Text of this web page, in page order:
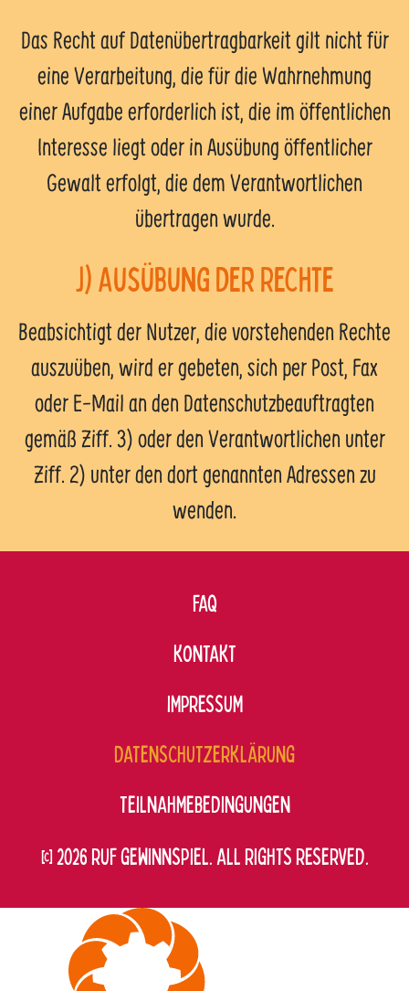
Das Recht auf Datenübertragbarkeit gilt nicht für
eine Verarbeitung, die für die Wahrnehmung
einer Aufgabe erforderlich ist, die im öffentlichen
Interesse liegt oder in Ausübung öffentlicher
Gewalt erfolgt, die dem Verantwortlichen
übertragen wurde.
j) Ausübung der Rechte
Beabsichtigt der Nutzer, die vorstehenden Rechte
auszuüben, wird er gebeten, sich per Post, Fax
oder E-Mail an den Datenschutzbeauftragten
gemäß Ziff. 3) oder den Verantwortlichen unter
Ziff. 2) unter den dort genannten Adressen zu
wenden.
FAQ
KONTAKT
IMPRESSUM
DATENSCHUTZERKLÄRUNG
TEILNAHMEBEDINGUNGEN
© 2026 RUF GEWINNSPIEL. ALL RIGHTS RESERVED.